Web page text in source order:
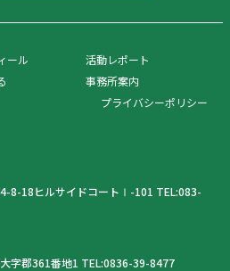
ール
活動レポート
事務所案内
プライバシーポリシー
8-18ヒルサイドコートⅠ-101 TEL:083-
字郡361番地1 TEL:0836-39-8477